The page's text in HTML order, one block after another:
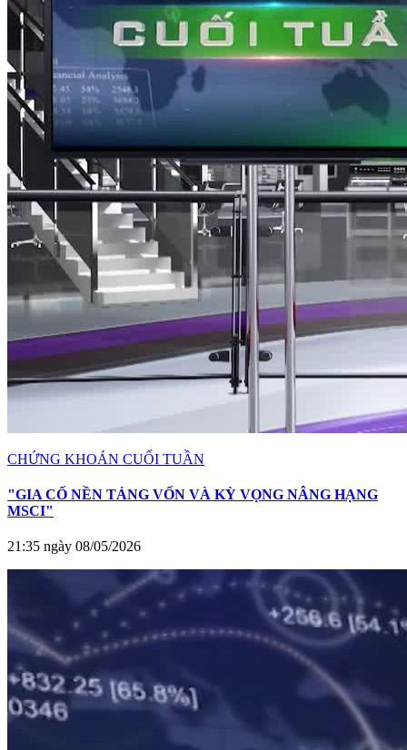
CHỨNG KHOÁN CUỐI TUẦN
"GIA CỐ NỀN TẢNG VỐN VÀ KỲ VỌNG NÂNG HẠNG
MSCI"
21:35 ngày 08/05/2026